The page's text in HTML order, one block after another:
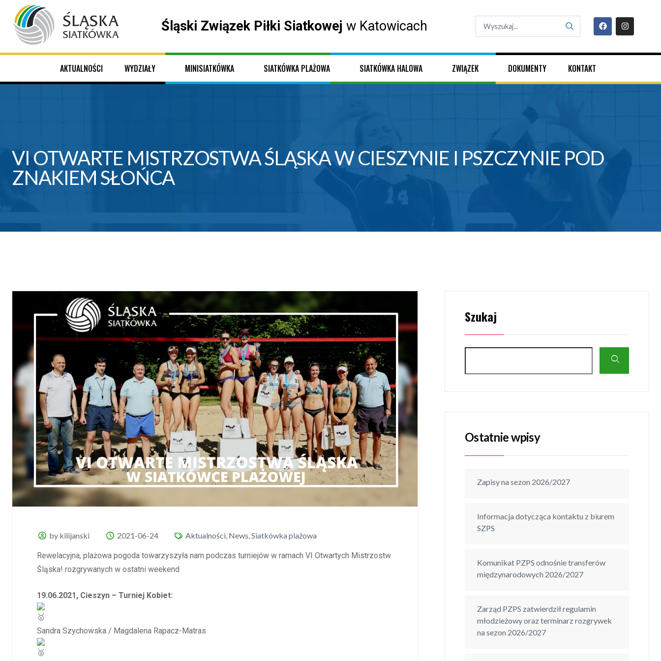
Śląski Związek Piłki Siatkowej w Katowicach
AKTUALNOŚCI WYDZIAŁY MINISIATKÓWKA SIATKÓWKA PLAŻOWA SIATKÓWKA HALOWA ZWIĄZEK DOKUMENTY KONTAKT
VI OTWARTE MISTRZOSTWA ŚLĄSKA W CIESZYNIE I PSZCZYNIE POD
ZNAKIEM SŁOŃCA
by kilijanski 2021-06-24 Aktualności, News,Siatkówka plażowa
Rewelacyjna, plażowa pogoda towarzyszyła nam podczas turniejów w ramach VI Otwartych Mistrzostw
Śląska! rozgrywanych w ostatni weekend
19.06.2021, Cieszyn – Turniej Kobiet:
Sandra Szychowska / Magdalena Rapacz-Matras
Szukaj
Ostatnie wpisy
Zapisy na sezon 2026/2027
Informacja dotycząca kontaktu z biurem
SZPS
Komunikat PZPS odnośnie transferów
międzynarodowych 2026/2027
Zarząd PZPS zatwierdził regulamin
młodzieżowy oraz terminarz rozgrywek
na sezon 2026/2027